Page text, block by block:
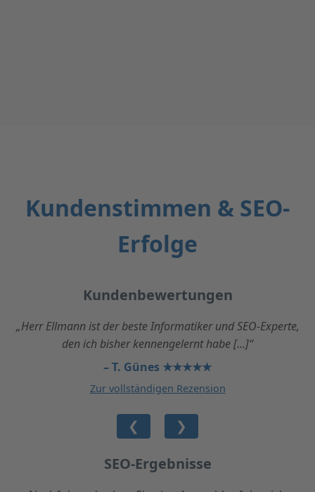
Kundenstimmen & SEO-
Erfolge
Kundenbewertungen
„Herr Ellmann ist der beste Informatiker und SEO-Experte,
den ich bisher kennengelernt habe [...]“
– T. Günes ★★★★★
Zur vollständigen Rezension
❮ ❯
SEO-Ergebnisse